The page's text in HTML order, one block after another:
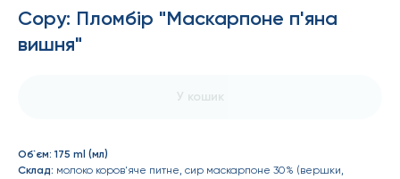
Copy: Пломбір "Маскарпоне п'яна
вишня"
У кошик
Об`єм: 175 ml (мл)
Склад: молоко коров'яче питне, сир маскарпоне 30% (вершки,